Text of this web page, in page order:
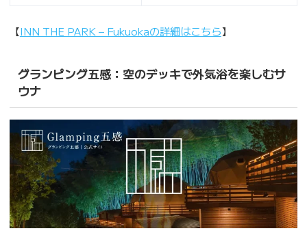
【INN THE PARK – Fukuokaの詳細はこちら】
グランピング五感：空のデッキで外気浴を楽しむサ
ウナ